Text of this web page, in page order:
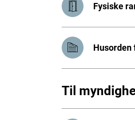
Fysiske
Til